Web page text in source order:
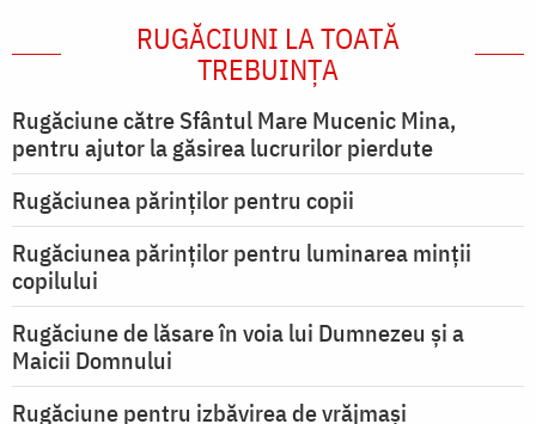
RUGĂCIUNI LA TOATĂ
TREBUINȚA
Rugăciune către Sfântul Mare Mucenic Mina,
pentru ajutor la găsirea lucrurilor pierdute
Rugăciunea părinților pentru copii
Rugăciunea părinților pentru luminarea minţii
copilului
Rugăciune de lăsare în voia lui Dumnezeu şi a
Maicii Domnului
Rugăciune pentru izbăvirea de vrăjmași